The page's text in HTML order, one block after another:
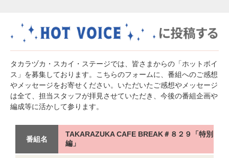
タカラヅカ・スカイ・ステージでは、皆さまからの「ホットボイ
ス」を募集しております。こちらのフォームに、番組へのご感想
やメッセージをお寄せください。いただいたご感想やメッセージ
は全て、担当スタッフが拝見させていただき、今後の番組企画や
編成等に活かして参ります。
番組名
TAKARAZUKA CAFE BREAK＃８２９「特別
編」